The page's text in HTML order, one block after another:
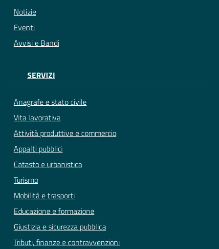
Notizie
Eventi
Avvisi e Bandi
SERVIZI
Anagrafe e stato civile
Vita lavorativa
Attività produttive e commercio
Appalti pubblici
Catasto e urbanistica
Turismo
Mobilità e trasporti
Educazione e formazione
Giustizia e sicurezza pubblica
Tributi, finanze e contravvenzioni